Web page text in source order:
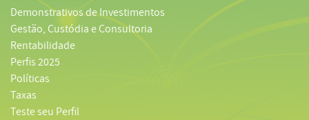
Demonstrativos de Investimentos
Gestão, Custódia e Consultoria
Rentabilidade
Perfis 2025
Políticas
Taxas
Teste seu Perfil